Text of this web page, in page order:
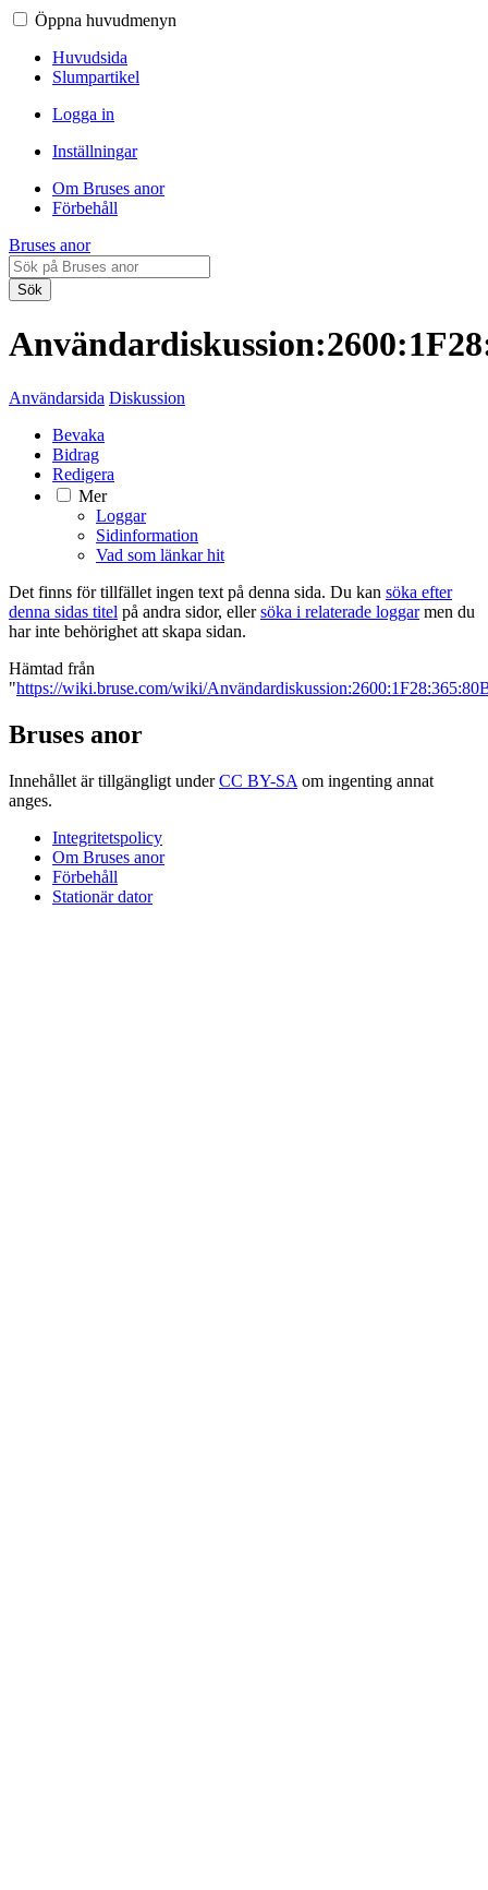
Öppna huvudmenyn
Huvudsida
Slumpartikel
Logga in
Inställningar
Om Bruses anor
Förbehåll
Bruses anor
Sök
Användarsida Diskussion
Bevaka
Bidrag
Redigera
Mer
Loggar
Sidinformation
Vad som länkar hit
Det finns för tillfället ingen text på denna sida. Du kan söka efter
denna sidas titel på andra sidor, ellersöka i relaterade loggarmen du
har inte behörighet att skapa sidan.
Hämtad från
"https://wiki.bruse.com/wiki/
Bruses anor
Innehållet är tillgängligt underCC BY-SA om ingenting annat
anges.
Integritetspolicy
Om Bruses anor
Förbehåll
Stationär dator